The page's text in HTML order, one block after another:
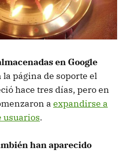
en Google
la página de soporte el
hace tres días, pero en
a expandirse a
usuarios.
han aparecido